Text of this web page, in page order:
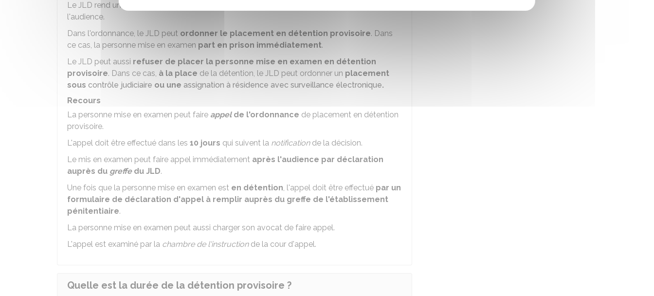
Le JLD rend une
l'audience.
Dans l'ordonnance, le JLD peut ordonner le placement en détention provisoire. Dans
ce cas, la personne mise en examen part en prison immédiatement.
Le JLD peut aussi refuser de placer la personne mise en examen en détention
provisoire. Dans ce cas, à la place de la détention, le JLD peut ordonner un placement
sous contrôle judiciaire ou une assignation à résidence avec surveillance électronique.
Recours
La personne mise en examen peut faire appelde l'ordonnance de placement en détention
provisoire.
L'appel doit être effectué dans les 10 jours qui suivent la notificationde la décision.
Le mis en examen peut faire appel immédiatement après l'audience par déclaration
auprès du greffedu JLD.
Une fois que la personne mise en examen est en détention, l'appel doit être effectué par un
formulaire de déclaration d'appel à remplir auprès du greffe de l'établissement
pénitentiaire.
La personne mise en examen peut aussi charger son avocat de faire appel.
L'appel est examiné par la chambre de l'instructionde la cour d'appel.
Quelle est la durée de la détention provisoire ?